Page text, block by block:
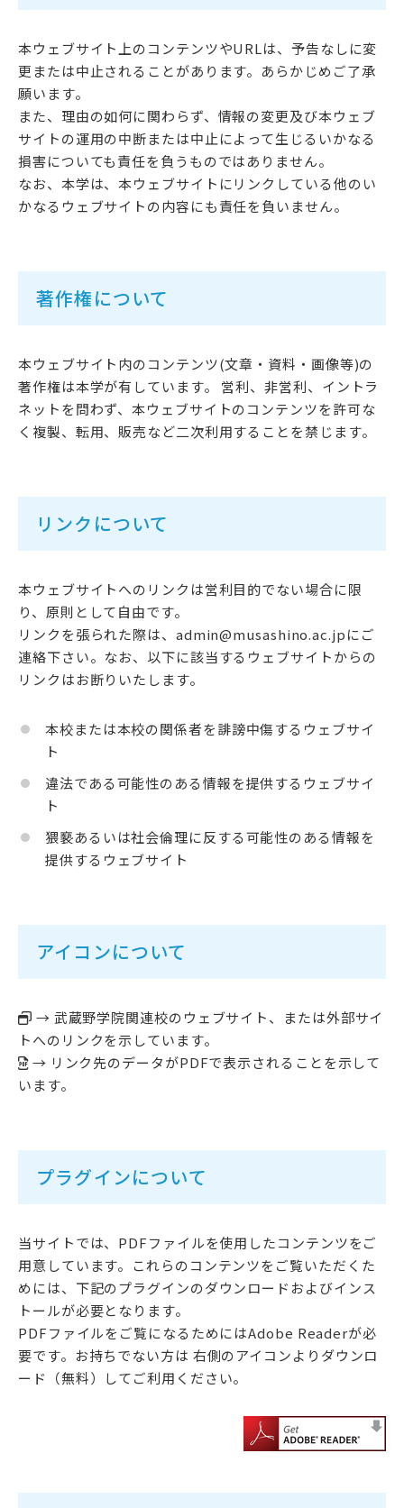
follow us
武蔵野学院
武蔵野短期大学
武蔵野短期大学
本ウェブサイト上のコンテンツやURLは、予告なしに変
更または中止されることがあります。あらかじめご了承
願います。
また、理由の如何に関わらず、情報の変更及び本ウェブ
サイトの運用の中断または中止によって生じるいかなる
損害についても責任を負うものではありません。
なお、本学は、本ウェブサイトにリンクしている他のい
かなるウェブサイトの内容にも責任を負いません。
著作権について
本ウェブサイト内のコンテンツ(文章・資料・画像等)の
著作権は本学が有しています。 営利、非営利、イントラ
ネットを問わず、本ウェブサイトのコンテンツを許可な
く複製、転用、販売など二次利用することを禁じます。
リンクについて
本ウェブサイトへのリンクは営利目的でない場合に限
り、原則として自由です。
リンクを張られた際は、admin@musashino.ac.jpにご
連絡下さい。なお、以下に該当するウェブサイトからの
リンクはお断りいたします。
本校または本校の関係者を誹謗中傷するウェブサイ
ト
違法である可能性のある情報を提供するウェブサイ
ト
猥褻あるいは社会倫理に反する可能性のある情報を
提供するウェブサイト
アイコンについて
→ 武蔵野学院関連校のウェブサイト、または外部サイ
トへのリンクを示しています。
→ リンク先のデータがPDFで表示されることを示して
います。
プラグインについて
当サイトでは、PDFファイルを使用したコンテンツをご
用意しています。これらのコンテンツをご覧いただくた
めには、下記のプラグインのダウンロードおよびインス
トールが必要となります。
PDFファイルをご覧になるためにはAdobe Readerが必
要です。お持ちでない方は 右側のアイコンよりダウンロ
ード（無料）してご利用ください。